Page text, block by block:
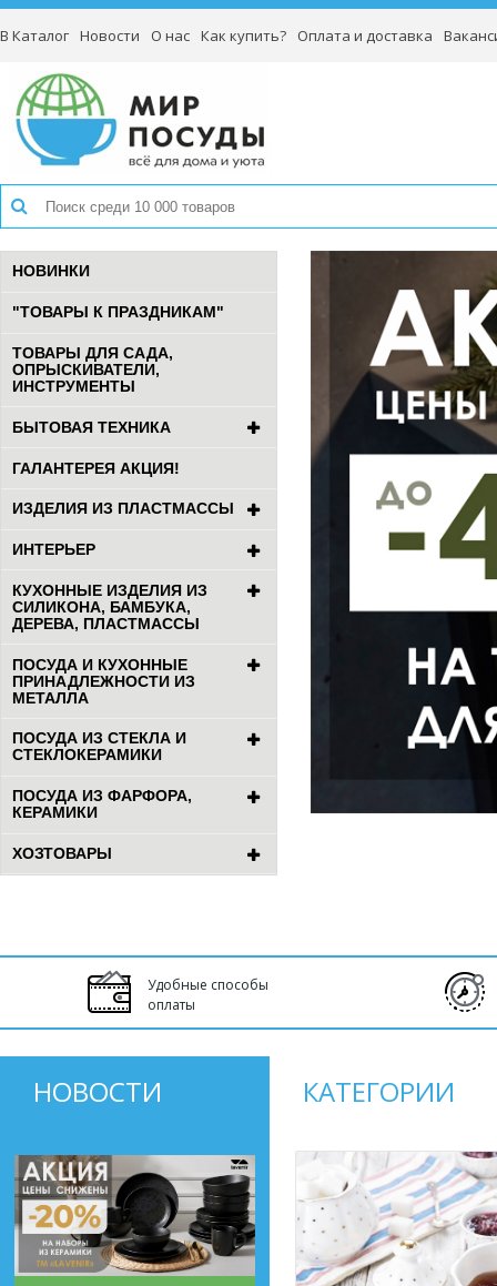
В Каталог Новости О нас Как купить? Оплата и доставка
НОВИНКИ
"ТОВАРЫ К ПРАЗДНИКАМ"
ТОВАРЫ ДЛЯ САДА,
ОПРЫСКИВАТЕЛИ,
ИНСТРУМЕНТЫ
БЫТОВАЯ ТЕХНИКА
ГАЛАНТЕРЕЯ АКЦИЯ!
ИЗДЕЛИЯ ИЗ ПЛАСТМАССЫ
ИНТЕРЬЕР
КУХОННЫЕ ИЗДЕЛИЯ ИЗ
СИЛИКОНА, БАМБУКА,
ДЕРЕВА, ПЛАСТМАССЫ
ПОСУДА И КУХОННЫЕ
ПРИНАДЛЕЖНОСТИ ИЗ
МЕТАЛЛА
ПОСУДА ИЗ СТЕКЛА И
СТЕКЛОКЕРАМИКИ
ПОСУДА ИЗ ФАРФОРА,
КЕРАМИКИ
ХОЗТОВАРЫ
Удобные способы
оплаты
НОВОСТИ КАТЕГОРИИ